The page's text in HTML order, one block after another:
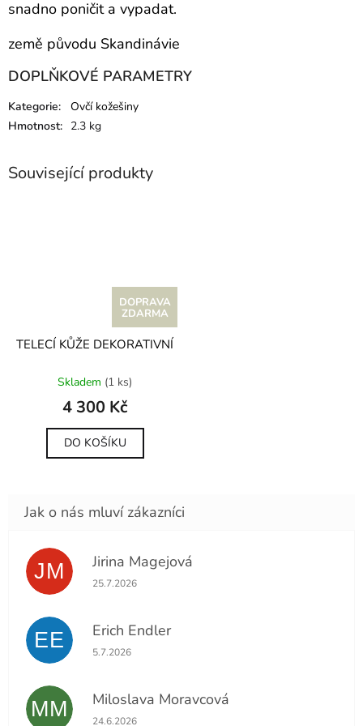
snadno poničit a vypadat.
země původu Skandinávie
DOPLŇKOVÉ PARAMETRY
Kategorie:
Ovčí kožešiny
Hmotnost: 2.3 kg
Související produkty
Z
D
ZDARMA
TELECÍ KŮŽE DEKORATIVNÍ
hodnoceníSkladem (1 ks)
4 300 Kč
DO KOŠÍKU
JM Jirina Magejová
Hodnocení obchodu je 5 z 5 hvězdiček.
25.7.2026
EE Erich Endler
Hodnocení obchodu je 5 z 5 hvězdiček.
5.7.2026
MM Miloslava Moravcová
Hodnocení obchodu je 5 z 5 hvězdiček.
24.6.2026